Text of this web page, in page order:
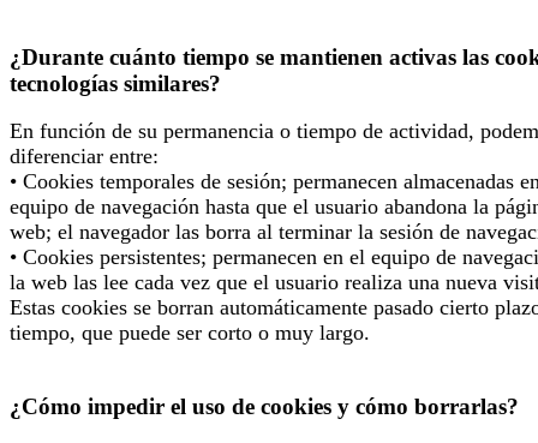
¿Durante cuánto tiempo se mantienen activas las
tecnologías similares?
En función de su permanencia o tiempo de actividad,
diferenciar entre:
• Cookies temporales de sesión; permanecen almacenadas
equipo de navegación hasta que el usuario abandona la
web; el navegador las borra al terminar la sesión de
• Cookies persistentes; permanecen en el equipo de
la web las lee cada vez que el usuario realiza una nueva
Estas cookies se borran automáticamente pasado cierto
tiempo, que puede ser corto o muy largo.
¿Cómo impedir el uso de cookies y cómo borrarlas?